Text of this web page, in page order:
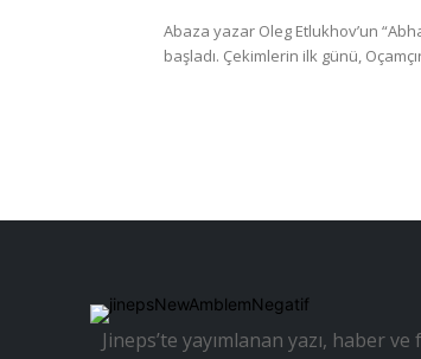
Abaza yazar Oleg Etlukhov’un
başladı. Çekimlerin ilk günü,
Jineps’te yayımlanan yazı, haber